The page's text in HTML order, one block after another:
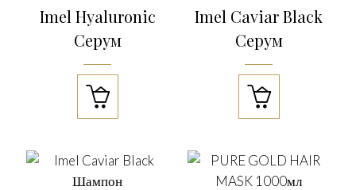
Imel Hyaluronic
Серум

Imel Caviar Black
Серум
